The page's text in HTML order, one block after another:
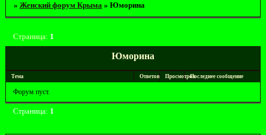
» Женский форум Крыма » Юморина
Юморина
Страница: 1
Тема Ответов ПросмотровПоследнее сообщение
Форум пуст.
Страница: 1